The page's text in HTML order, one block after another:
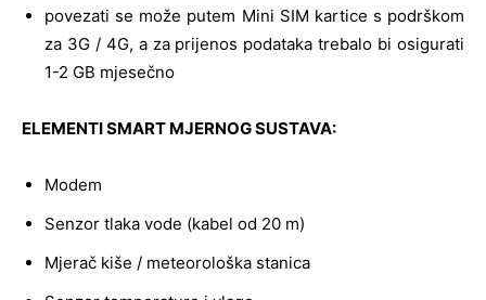
povezati se može putem Mini SIM kartice s podrškom
za 3G / 4G, a za prijenos podataka trebalo bi osigurati
1-2 GB mjesečno
ELEMENTI SMART MJERNOG SUSTAVA:
Modem
Senzor tlaka vode (kabel od 20 m)
Mjerač kiše / meteorološka stanica